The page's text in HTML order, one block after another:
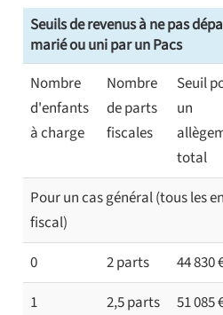
Seuils de revenus à ne pas
marié ou uni par un Pacs
Nombre
d'enfants
à charge
Nombre
de parts
fiscales
Seuil
un
total
Pour un cas général (tous les
fiscal)
0
2 parts 44 830
1
2,5 parts 51 085